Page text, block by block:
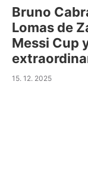
Bruno
Lomas de
Messi Cup
15. 12. 2025